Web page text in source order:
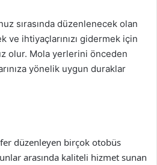
sırasında düzenlenecek olan
ve ihtiyaçlarınızı gidermek için
olur. Mola yerlerini önceden
yönelik uygun duraklar
düzenleyen birçok otobüs
arasında kaliteli hizmet sunan